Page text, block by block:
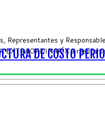
y
EXTRAORDINARÍA a
DE COSTO